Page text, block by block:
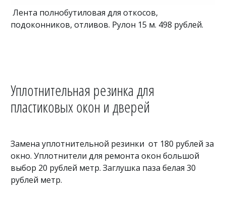
Лента полнобутиловая для откосов,
подоконников, отливов. Рулон 15 м. 498 рублей.
Уплотнительная резинка для
пластиковых окон и дверей
Замена уплотнительной резинки от 180 рублей за
окно. Уплотнители для ремонта окон большой
выбор 20 рублей метр. Заглушка паза белая 30
рублей метр.